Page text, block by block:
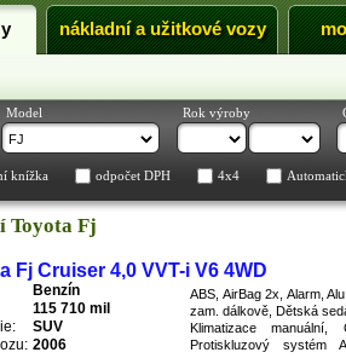
nákladní a užitkové vozy
Model Rok výroby
knížka odpočet DPH 4x4
Toyota Fj
Fj Cruiser 4,0 VVT-i V6 4WD
Benzín
115 710 mil
SUV
2006
ABS, AirBag 2x, Alarm,
zam. dálkově, Dětská
Klimatizace
Protiskluzový systém